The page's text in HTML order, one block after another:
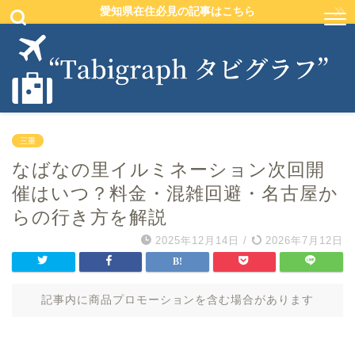
愛知県在住必見の記事はこちら
三重
なばなの里イルミネーション次回開
催はいつ？料金・混雑回避・名古屋か
らの行き方を解説
2025年12月14日 / 2026年7月12日
記事内に商品プロモーションを含む場合があります